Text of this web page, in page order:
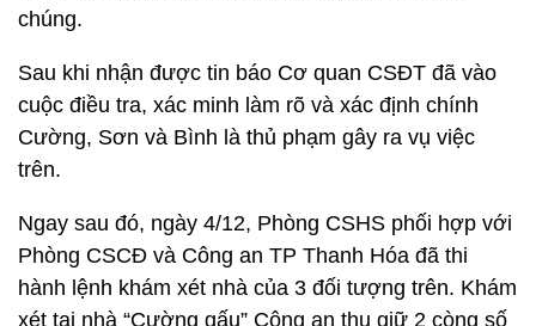
chúng.
Sau khi nhận được tin báo Cơ quan CSĐT đã vào
cuộc điều tra, xác minh làm rõ và xác định chính
Cường, Sơn và Bình là thủ phạm gây ra vụ việc
trên.
Ngay sau đó, ngày 4/12, Phòng CSHS phối hợp với
Phòng CSCĐ và Công an TP Thanh Hóa đã thi
hành lệnh khám xét nhà của 3 đối tượng trên. Khám
xét tại nhà “Cường gấu” Công an thu giữ 2 còng số